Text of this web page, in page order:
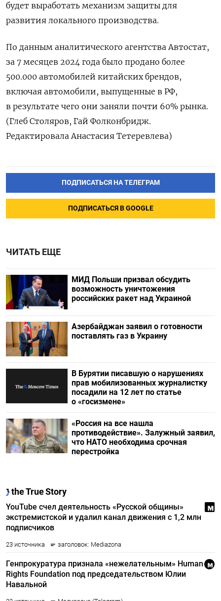
будет выработать механизм защиты для
развития локального производства.
По данным аналитического агентства Автостат,
за 7 месяцев 2024 года было продано более
500.000 автомобилей китайских брендов,
включая автомобили, выпущенные в РФ,
в результате чего они заняли почти 60% рынка.
(Глеб Столяров, Гай Фолконбридж.
Редактировала Анастасия Тетеревлева)
ПОДПИСАТЬСЯ НА ТЕЛЕГРАМ
ПОДПИСАТЬСЯ В GOOGLE
ЧИТАТЬ ЕЩЕ
МИД Польши призвал обсудить
возможность уничтожения
российских ракет над Украиной
Азербайджан заявил о готовности
поставлять газ в Украину
В Бурятии писавшую о нарушениях
прав мобилизованных журналистку
посадили на 12 лет по статье
о «госизмене»
«Россия на все нашла
противодействие». Залужный заявил,
что НАТО необходима срочная
перестройка